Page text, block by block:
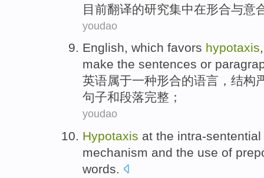
目前翻译的研究集中在形合与意
youdao
English, which favors hypotaxis
make the sentences or
英语属于一种形合的语言，结构
句子和段落完整；
youdao
Hypotaxis at the intra-sentential
mechanism and the use of
words.